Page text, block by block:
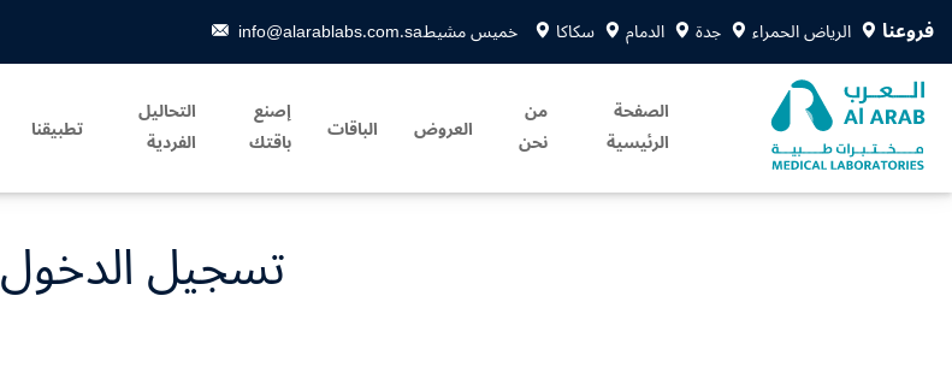
فروعنا الرياض الحمراء جدة الدمام سكاكا خميس مشيطinfo@alarablabs.com.sa
الصفحة
الرئيسية
من
نحن العروض الباقات إصنع
باقتك
التحاليل
الفردية تطبيقنا
تسجيل الدخول